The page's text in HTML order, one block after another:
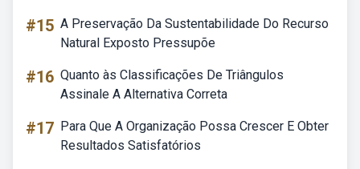
#15 A Preservação Da Sustentabilidade Do Recurso
Natural Exposto Pressupõe
#16 Quanto às Classificações De Triângulos
Assinale A Alternativa Correta
#17 Para Que A Organização Possa Crescer E Obter
Resultados Satisfatórios